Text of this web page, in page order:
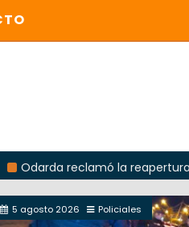
reclamó la reapertura de la
5 agosto 2026 Policiales